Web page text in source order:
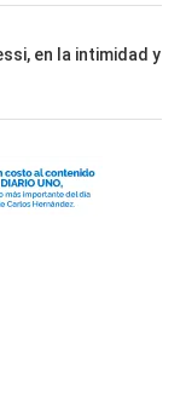
en la intimidad y